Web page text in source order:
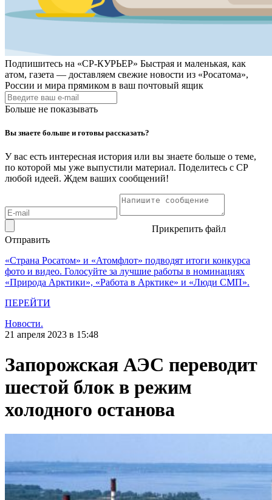
Подпишитесь на «СР-КУРЬЕР» Быстрая и маленькая, как
атом, газета — доставляем свежие новости из «Росатома»,
России и мира прямиком в ваш почтовый ящик
Больше не показывать
Вы знаете больше и готовы рассказать?
У вас есть интересная история или вы знаете больше о теме,
по которой мы уже выпустили материал. Поделитесь с СР
любой идеей. Ждем ваших сообщений!
Прикрепить файл
Отправить
«Страна Росатом» и «Атомфлот» подводят итоги конкурса
фото и видео. Голосуйте за лучшие работы в номинациях
«Природа Арктики», «Работа в Арктике» и «Люди СМП».
ПЕРЕЙТИ
Новости.
21 апреля 2023 в 15:48
Запорожская АЭС переводит
шестой блок в режим
холодного останова